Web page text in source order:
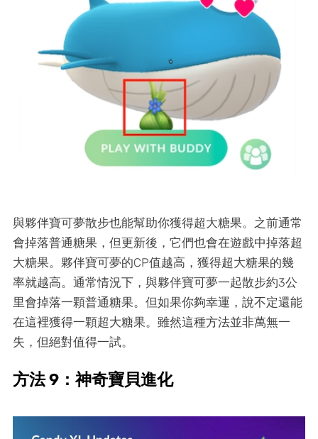
與夥伴寶可夢散步也能幫助你獲得超大糖果。之前通常
會掉落普通糖果，但更新後，它們也會在遊戲中掉落超
大糖果。夥伴寶可夢的CP值越高，獲得超大糖果的幾
率就越高。通常情況下，與夥伴寶可夢一起散步約3公
里會掉落一顆普通糖果。但如果你夠幸運，說不定還能
在這裡獲得一顆超大糖果。雖然這種方法並非萬無一
失，但絕對值得一試。
方法 9：神奇寶貝進化